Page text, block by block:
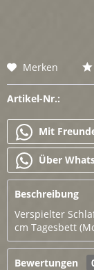
Merken
Artikel-Nr.:
Mit
Über
Beschreibung
Verspielter
cm Tagesbett
Bewertungen